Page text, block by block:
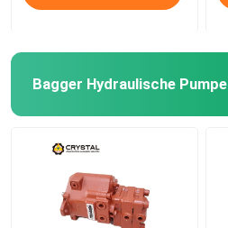
Bagger Hydraulische Pumpe